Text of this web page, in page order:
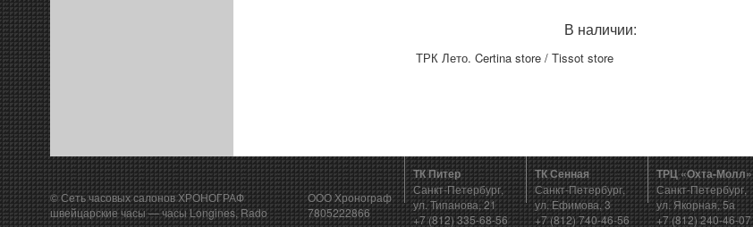
В наличии:
ТРК Лето. Certina store / Tissot store
© Сеть часовых салонов ХРОНОГРАФ
швейцарские часы— часы Longines, Rado
ООО Хронограф
7805222866
ТК Питер
Санкт-Петербург,
ул. Типанова, 21
+7 (812) 335-68-56
ТК Сенная
Санкт-Петербург,
ул. Ефимова, 3
+7 (812) 740-46-56
ТРЦ «Охта-Молл»
Санкт-Петербург,
ул. Якорная, 5а
+7 (812) 240-46-07